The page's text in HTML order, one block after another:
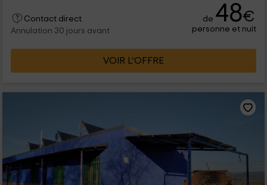
Contact direct
Annulation 30 jours avant
de 48€
personne et nuit
VOIR L’OFFRE